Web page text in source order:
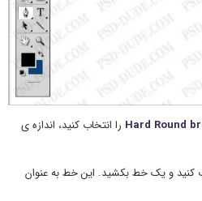
Hard Round را انتخاب کنید، اندازه ی
کنید و یک خط بکشید. این خط به عنوان